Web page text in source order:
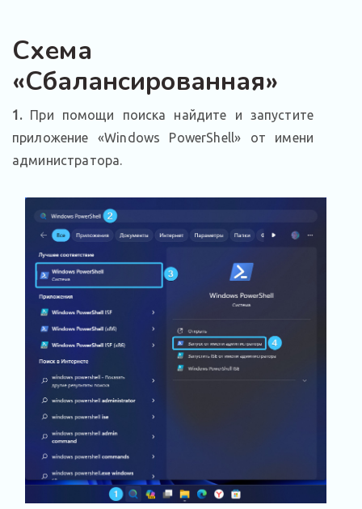
Схема
«Сбалансированная»
1.При помощи поиска найдите и запустите
приложение «Windows PowerShell» от имени
администратора.